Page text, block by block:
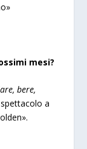
mesi?
bere,
a